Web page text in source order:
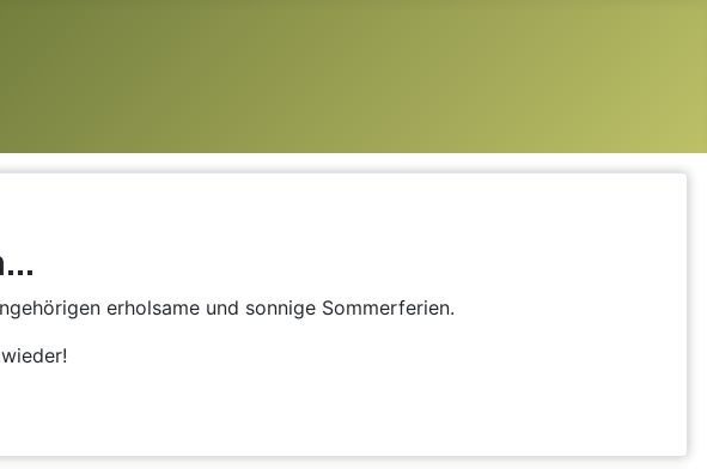
erholsame und sonnige Sommerferien.